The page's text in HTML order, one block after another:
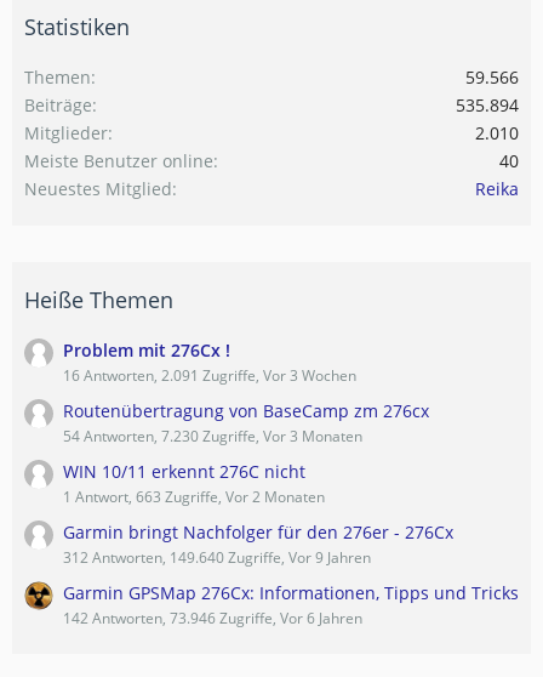
Statistiken
Themen
59.566
Beiträge
535.894
Mitglieder
2.010
Meiste Benutzer online
40
Neuestes Mitglied
Reika
Heiße Themen
Problem mit 276Cx !
16 Antworten, 2.091 Zugriffe, Vor 3 Wochen
Routenübertragung von BaseCamp zm 276cx
54 Antworten, 7.230 Zugriffe, Vor 3 Monaten
WIN 10/11 erkennt 276C nicht
1 Antwort, 663 Zugriffe, Vor 2 Monaten
Garmin bringt Nachfolger für den 276er - 276Cx
312 Antworten, 149.640 Zugriffe, Vor 9 Jahren
Garmin GPSMap 276Cx: Informationen, Tipps und Tricks
142 Antworten, 73.946 Zugriffe, Vor 6 Jahren